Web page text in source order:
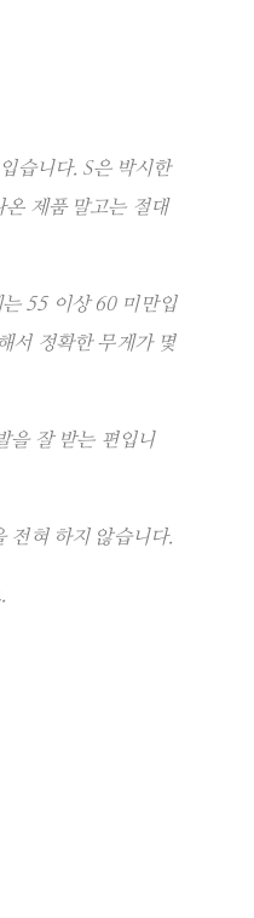
습니다. S은 박시한
온 제품 말고는 절대
55 이상 60 미만입
서 정확한 무게가 몇
을 잘 받는 편입니
전혀 하지 않습니다.